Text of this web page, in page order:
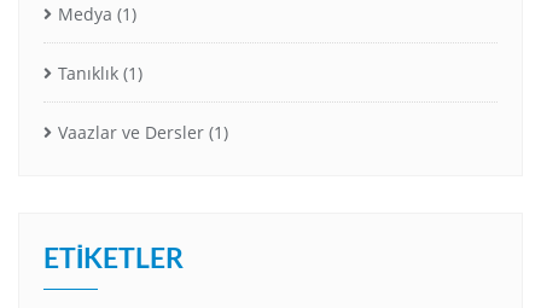
Medya (1)
Tanıklık (1)
Vaazlar ve Dersler (1)
ETIKETLER